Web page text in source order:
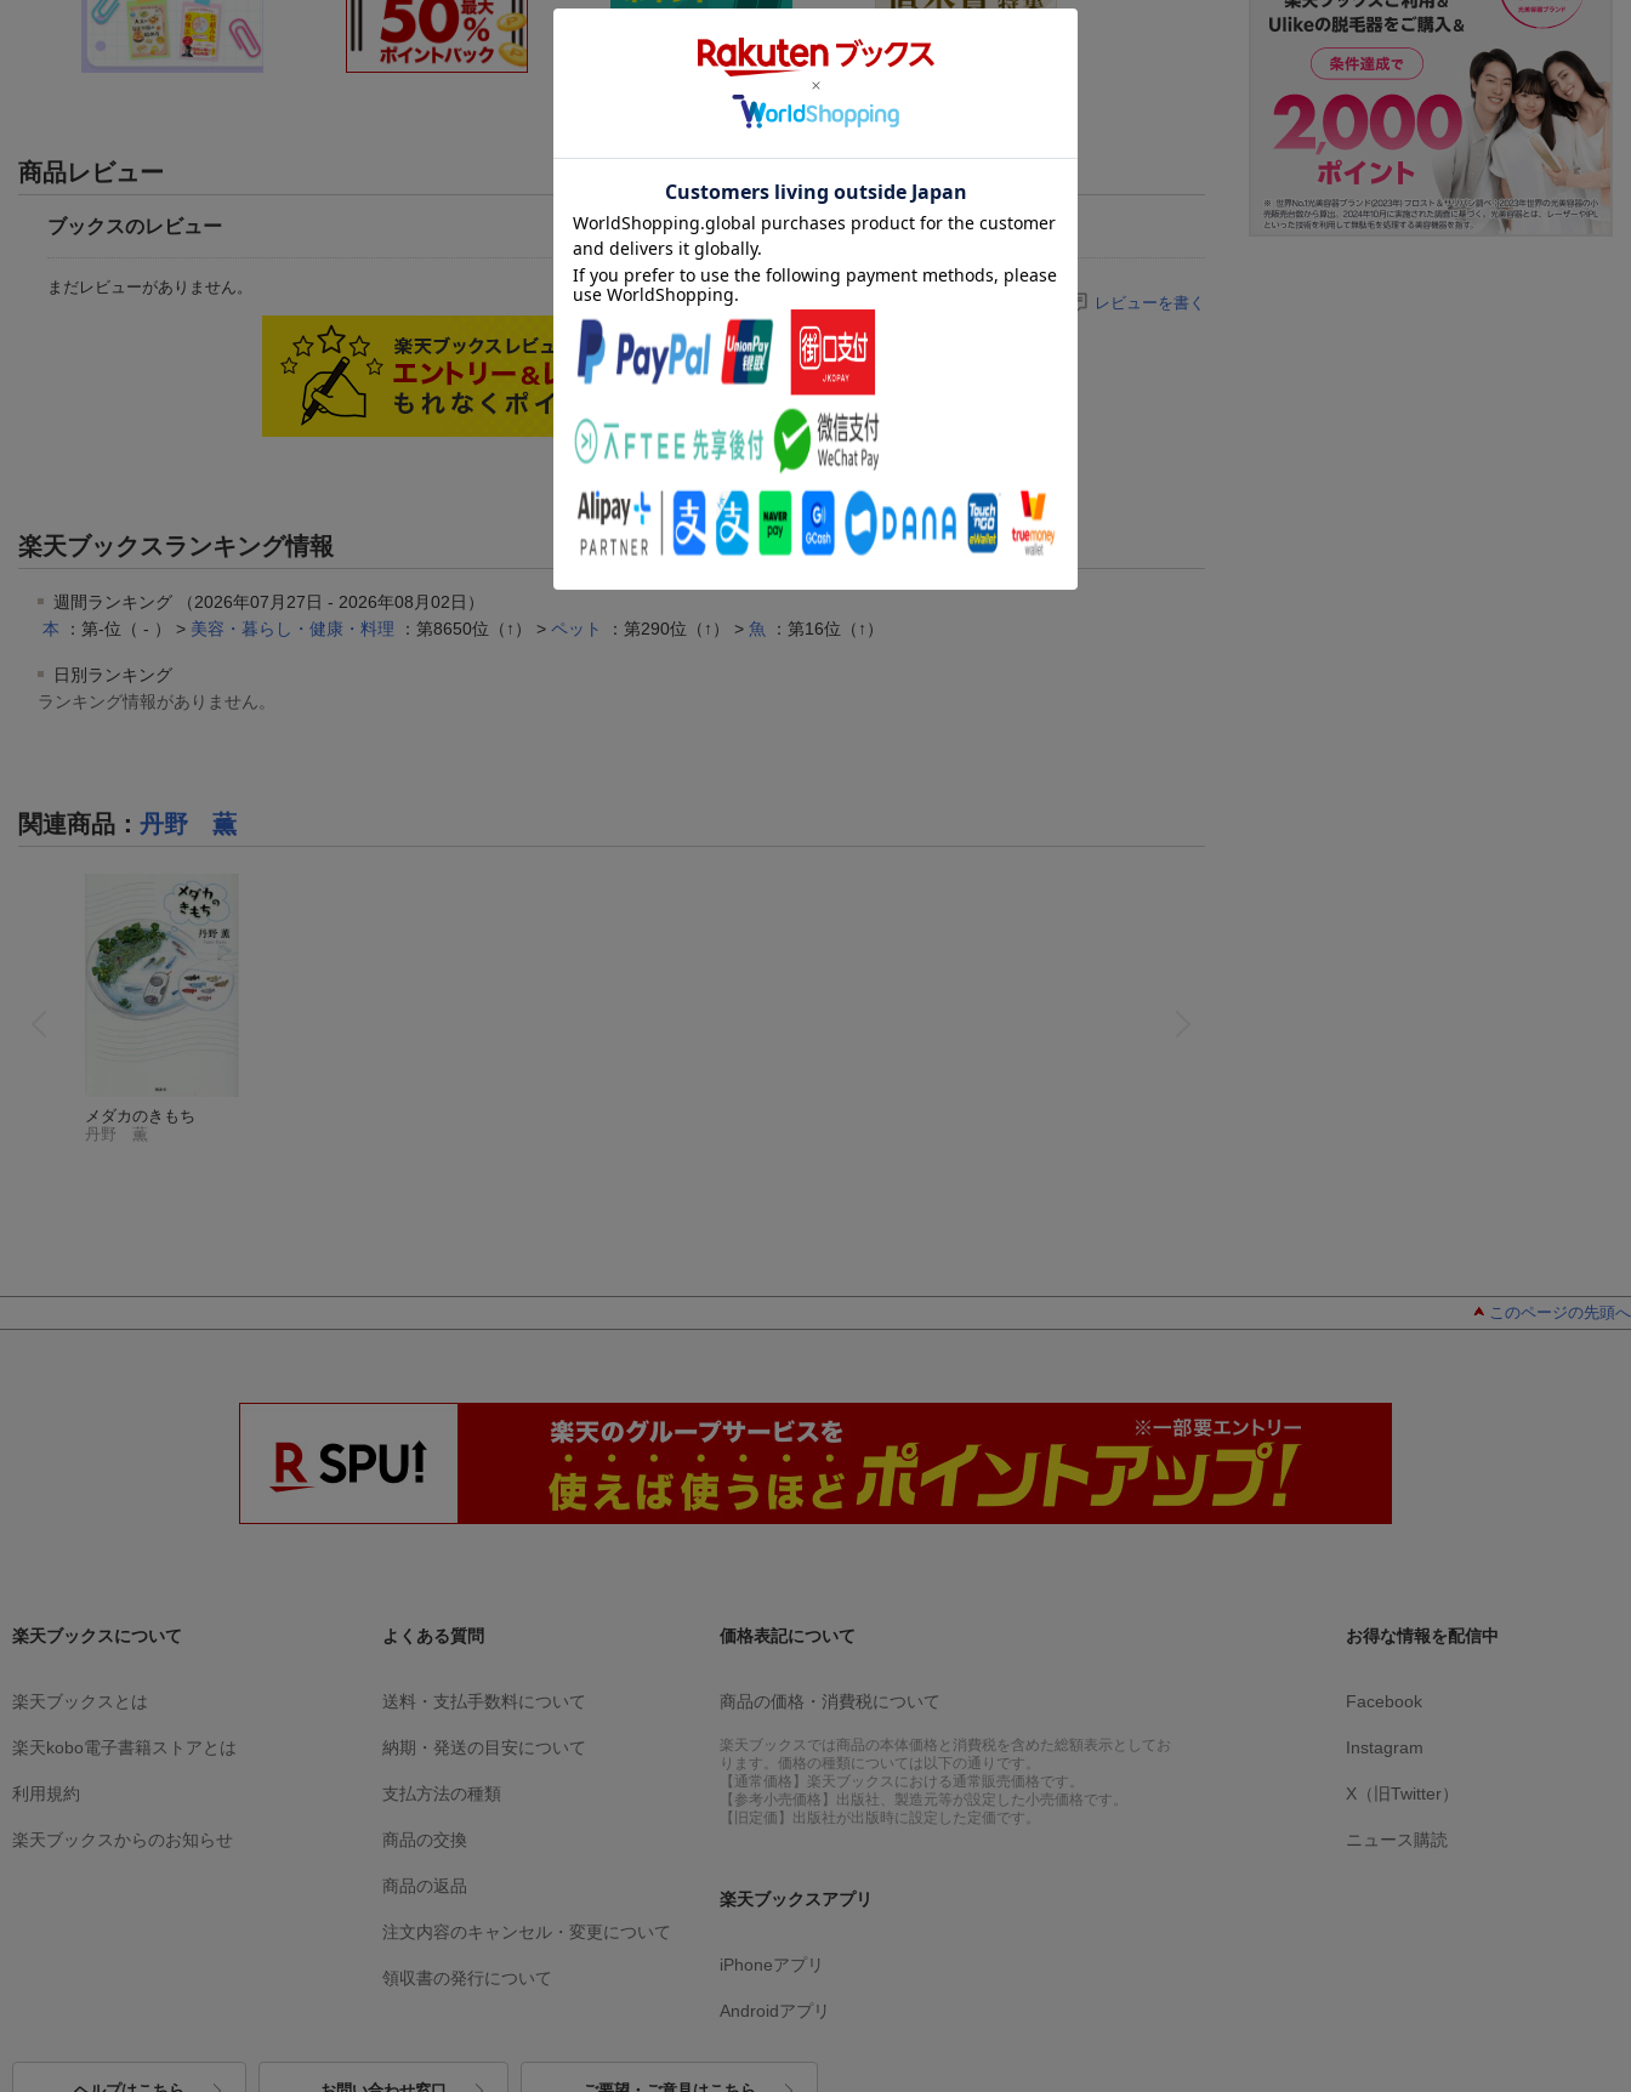
商品レビュー
ブックスのレビュー
まだレビューがありません。
レビューを書く
楽天ブックスランキング情報
週間ランキング （2026年07月27日 - 2026年08月02日）
本 ：第-位（ - ） > 美容・暮らし・健康・料理 ：第8650位（↑） > ペット ：第290位（↑） > 魚 ：第16位（↑）
日別ランキング
ランキング情報がありません。
関連商品 ： 丹野 薫
メダカのきもち
丹野 薫
このページの先頭へ
楽天ブックスについて
楽天ブックスとは
楽天kobo電子書籍ストアとは
利用規約
楽天ブックスからのお知らせ
よくある質問
送料・支払手数料について
納期・発送の目安について
支払方法の種類
商品の交換
商品の返品
注文内容のキャンセル・変更について
領収書の発行について
価格表記について
商品の価格・消費税について
楽天ブックスでは商品の本体価格と消費税を含めた総額表示としてお
ります。価格の種類については以下の通りです。
【通常価格】楽天ブックスにおける通常販売価格です。
【参考小売価格】出版社、製造元等が設定した小売価格です。
【旧定価】出版社が出版時に設定した定価です。
楽天ブックスアプリ
iPhoneアプリ
Androidアプリ
お得な情報を配信中
Facebook
Instagram
X（旧Twitter）
ニュース購読